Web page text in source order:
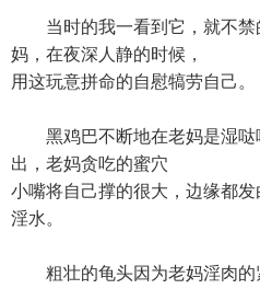
当时的我一看到它，就不禁
妈，在夜深人静的时候，
用这玩意拼命的自慰犒劳自己。
黑鸡巴不断地在老妈是湿哒
出，老妈贪吃的蜜穴
小嘴将自己撑的很大，边缘都
淫水。
粗壮的龟头因为老妈淫肉的